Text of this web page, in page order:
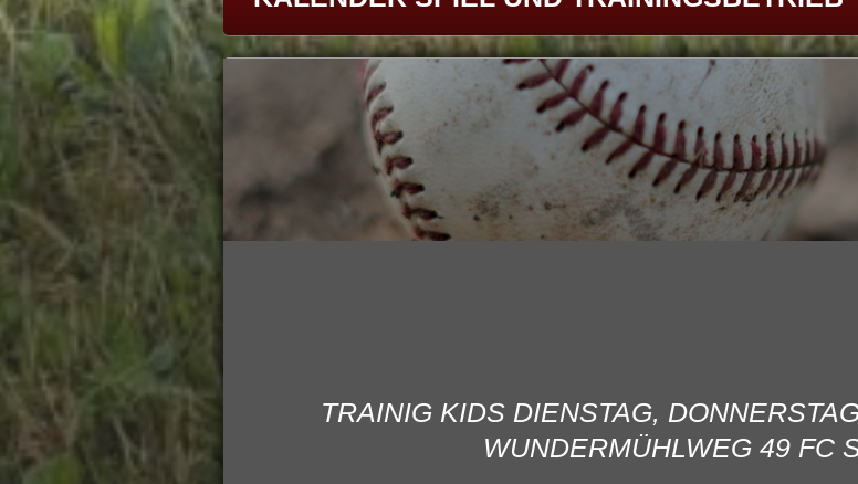
TRAINIG KIDS DIENSTAG,
WUNDERMÜHLWEG 49 FC